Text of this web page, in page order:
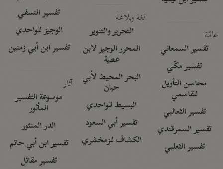
عامّة
تفسير السمعاني
تفسير مكّي
محاسن التأويل
للقاسمي
تفسير الثعالبي
تفسير السمرقندي
تفسير الثعلبي
لغة وبلاغة
التحرير والتنوير
المحرر الوجيز لابن
عطية
البحر المحيط لأبي
حيان
البسيط للواحدي
تفسير أبي السعود
الكشاف للزمخشري
تفسير النسفي
الوجيز للواحدي
تفسير ابن أبي زمنين
آثار
موسوعة التفسير
المأثور
الدر المنثور
تفسير ابن أبي حاتم
تفسير مقاتل